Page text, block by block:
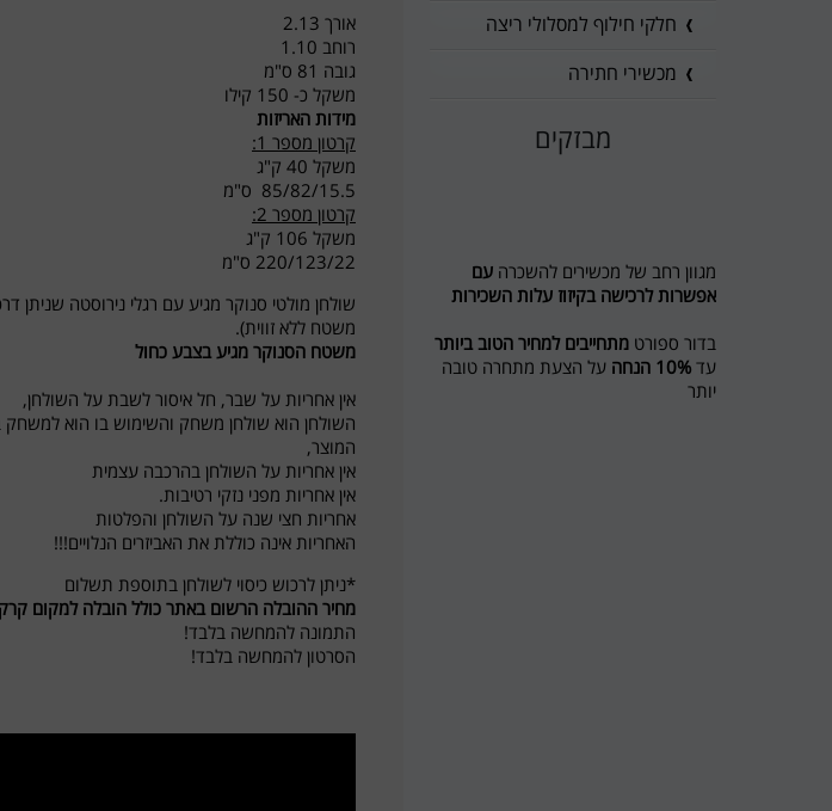
אורך 2.13
רוחב 1.10
גובה 81 ס"מ
משקל כ- 150 קילו
מידות האריזות
קרטון מספר 1:
משקל 40 ק"ג
85/82/15.5 ס"מ
קרטון מספר 2:
משקל 106 ק"ג
220/123/22 ס"מ
שולחן מולטי סנוקר מגיע עם רגלי נירוסטה שניתן
משטח ללא זווית).
משטח הסנוקר מגיע בצבע כחול
אין אחריות על שבר, חל איסור לשבת על השולחן,
השולחן הוא שולחן משחק והשימוש בו הוא למשחק
המוצר,
אין אחריות על השולחן בהרכבה עצמית
אין אחריות מפני נזקי רטיבות.
אחריות חצי שנה על השולחן והפלטות
האחריות אינה כוללת את האביזרים הנלויים!!!
*ניתן לרכוש כיסוי לשולחן בתוספת תשלום
מחיר ההובלה הרשום באתר כולל הובלה למקום
התמונה להמחשה בלבד!
הסרטון להמחשה בלבד!
חלקי חילוף למסלולי ריצה
מכשירי חתירה
מבזקים
מגוון רחב של מכשירים להשכרה עם
אפשרות לרכישה בקיזוז עלות השכירות
בדור ספורט מתחייבים למחיר הטוב ביותר
עד
על הצעת מתחרה טובה
יותר